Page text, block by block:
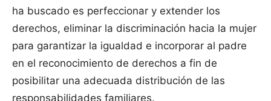
ha buscado es perfeccionar y extender los
derechos, eliminar la discriminación hacia la mujer
para garantizar la igualdad e incorporar al padre
en el reconocimiento de derechos a fin de
posibilitar una adecuada distribución de las
responsabilidades familiares.